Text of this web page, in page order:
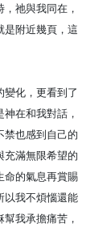
祂與我同在，
是附近幾頁，這
變化，更看到了
在和我對話，
禁也感到自己的
充滿無限希望的
命的氣息再賞賜
以我不煩惱還能
我承擔痛苦，